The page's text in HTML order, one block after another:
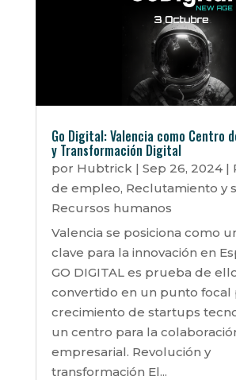
Go Digital: Valencia como Centro
y Transformación Digital
por Hubtrick | Sep 26, 2024|
de empleo, Reclutamiento y
Recursos humanos
Valencia se posiciona como
clave para la innovación en
GO DIGITAL es prueba de
convertido en un punto focal
crecimiento de startups
un centro para la
empresarial. Revolución y
transformación El...